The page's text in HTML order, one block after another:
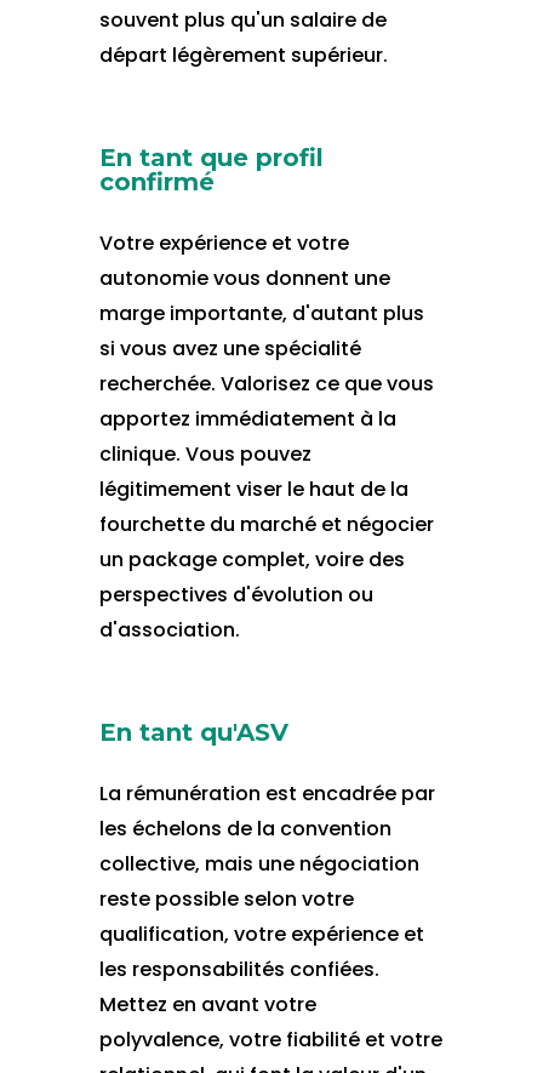
souvent plus qu'un salaire de
départ légèrement supérieur.
En tant que profil
confirmé
Votre expérience et votre
autonomie vous donnent une
marge importante, d'autant plus
si vous avez une spécialité
recherchée. Valorisez ce que vous
apportez immédiatement à la
clinique. Vous pouvez
légitimement viser le haut de la
fourchette du marché et négocier
un package complet, voire des
perspectives d'évolution ou
d'association.
En tant qu'ASV
La rémunération est encadrée par
les échelons de la convention
collective, mais une négociation
reste possible selon votre
qualification, votre expérience et
les responsabilités confiées.
Mettez en avant votre
polyvalence, votre fiabilité et votre